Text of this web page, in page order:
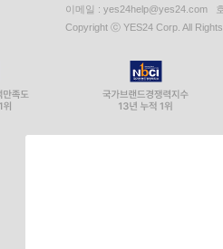
이메일 : yes24help@yes24.com
Copyright ⓒ YES24 Corp. All